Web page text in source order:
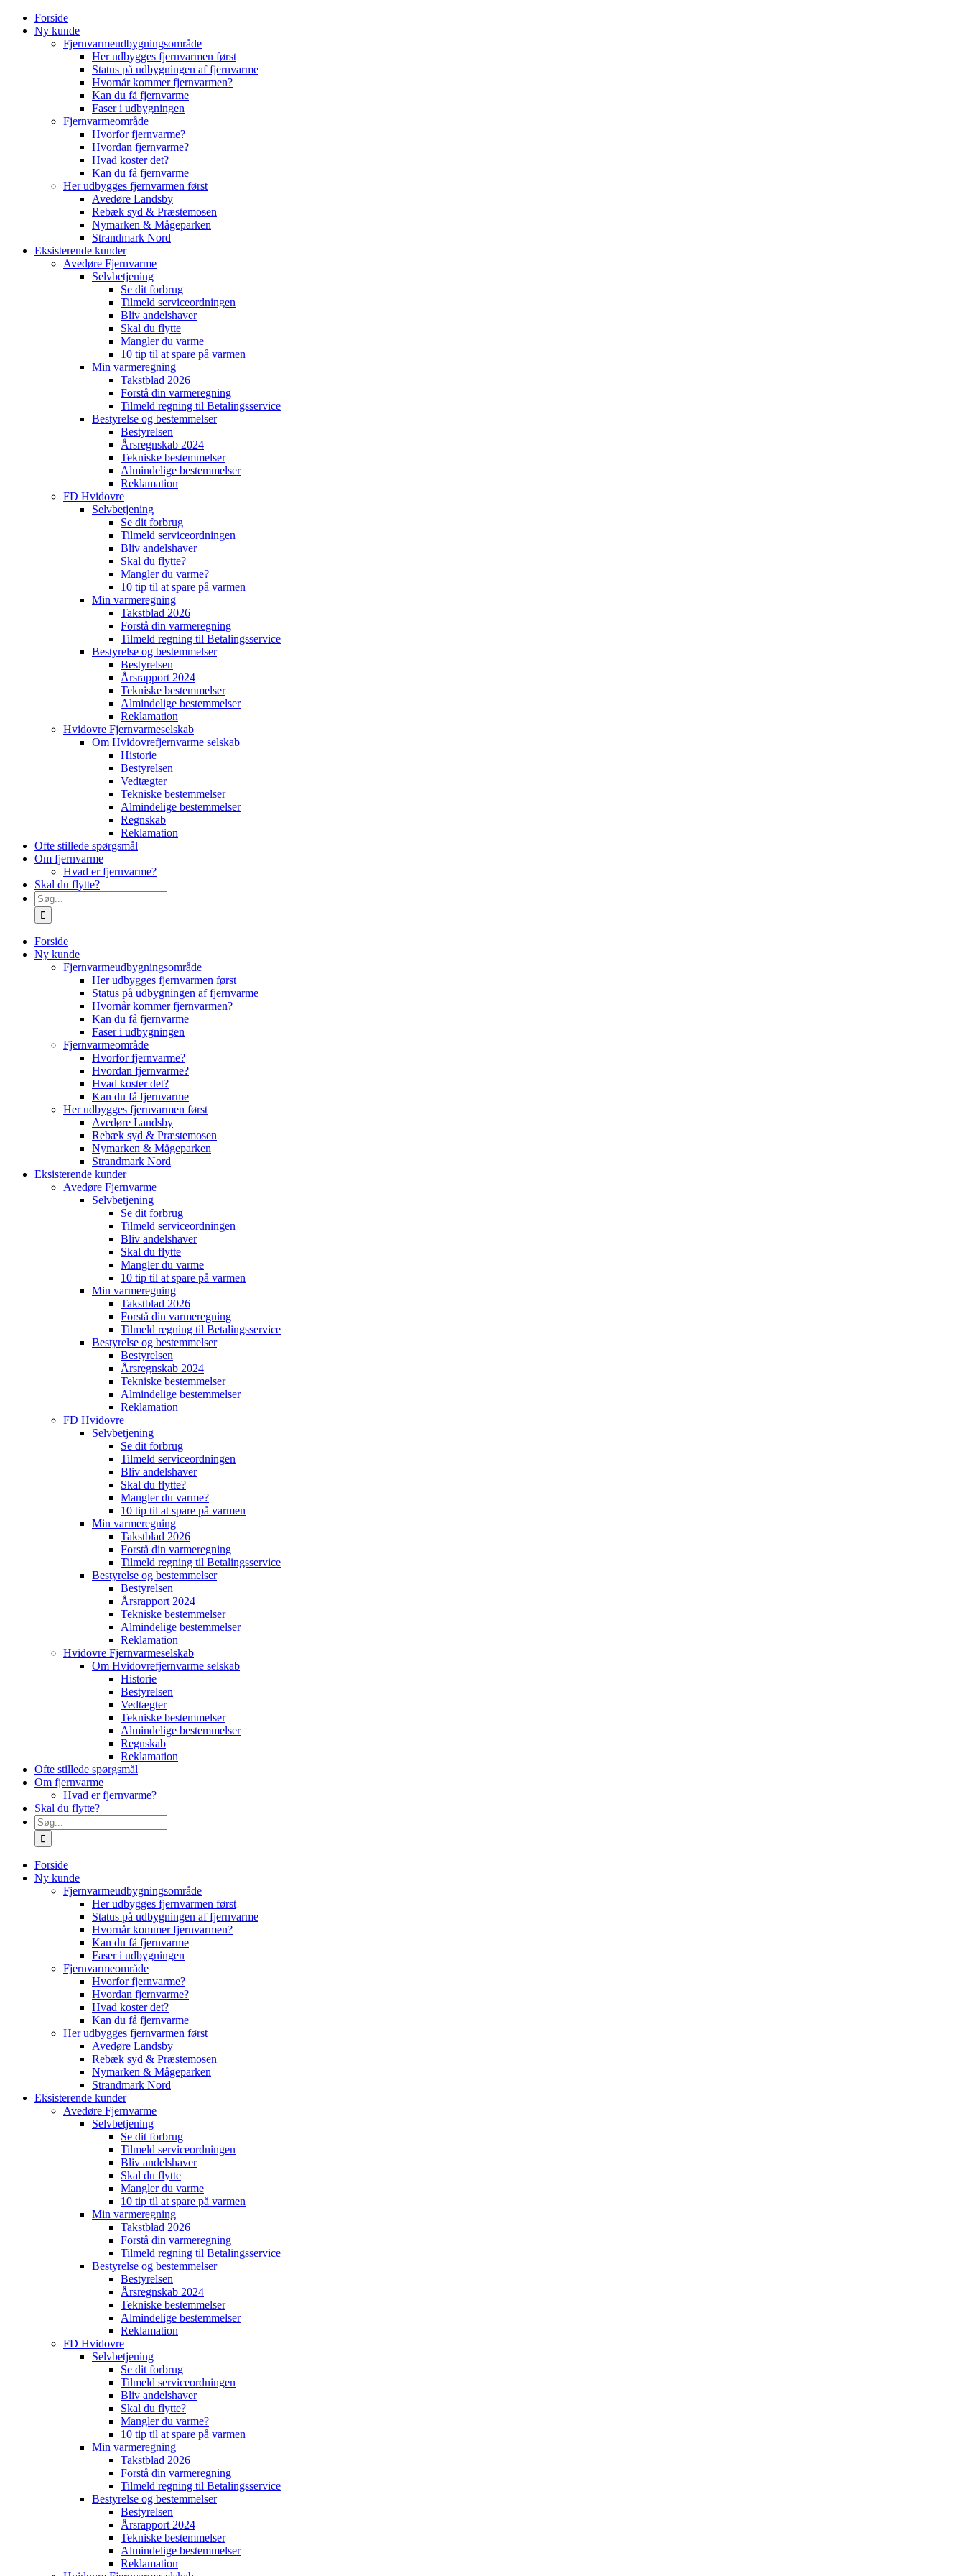
Skip
Forside
Ny kunde
Fjernvarmeudbygningsområde
Her udbygges fjernvarmen først
Status på udbygningen af fjernvarme
Hvornår kommer fjernvarmen?
Kan du få fjernvarme
Faser i udbygningen
Fjernvarmeområde
Hvorfor fjernvarme?
Hvordan fjernvarme?
Hvad koster det?
Kan du få fjernvarme
Her udbygges fjernvarmen først
Avedøre Landsby
Rebæk syd & Præstemosen
Nymarken & Mågeparken
Strandmark Nord
Eksisterende kunder
Avedøre Fjernvarme
Selvbetjening
Se dit forbrug
Tilmeld serviceordningen
Bliv andelshaver
Skal du flytte
Mangler du varme
10 tip til at spare på varmen
Min varmeregning
Takstblad 2026
Forstå din varmeregning
Tilmeld regning til Betalingsservice
Bestyrelse og bestemmelser
Bestyrelsen
Årsregnskab 2024
Tekniske bestemmelser
Almindelige bestemmelser
Reklamation
FD Hvidovre
Selvbetjening
Se dit forbrug
Tilmeld serviceordningen
Bliv andelshaver
Skal du flytte?
Mangler du varme?
10 tip til at spare på varmen
Min varmeregning
Takstblad 2026
Forstå din varmeregning
Tilmeld regning til Betalingsservice
Bestyrelse og bestemmelser
Bestyrelsen
Årsrapport 2024
Tekniske bestemmelser
Almindelige bestemmelser
Reklamation
Hvidovre Fjernvarmeselskab
Om Hvidovrefjernvarme selskab
Historie
Bestyrelsen
Vedtægter
Tekniske bestemmelser
Almindelige bestemmelser
Regnskab
Reklamation
Ofte stillede spørgsmål
Om fjernvarme
Hvad er fjernvarme?
Skal du flytte?
Søg
efter:
Forside
Ny kunde
Fjernvarmeudbygningsområde
Her udbygges fjernvarmen først
Status på udbygningen af fjernvarme
Hvornår kommer fjernvarmen?
Kan du få fjernvarme
Faser i udbygningen
Fjernvarmeområde
Hvorfor fjernvarme?
Hvordan fjernvarme?
Hvad koster det?
Kan du få fjernvarme
Her udbygges fjernvarmen først
Avedøre Landsby
Rebæk syd & Præstemosen
Nymarken & Mågeparken
Strandmark Nord
Eksisterende kunder
Avedøre Fjernvarme
Selvbetjening
Se dit forbrug
Tilmeld serviceordningen
Bliv andelshaver
Skal du flytte
Mangler du varme
10 tip til at spare på varmen
Min varmeregning
Takstblad 2026
Forstå din varmeregning
Tilmeld regning til Betalingsservice
Bestyrelse og bestemmelser
Bestyrelsen
Årsregnskab 2024
Tekniske bestemmelser
Almindelige bestemmelser
Reklamation
FD Hvidovre
Selvbetjening
Se dit forbrug
Tilmeld serviceordningen
Bliv andelshaver
Skal du flytte?
Mangler du varme?
10 tip til at spare på varmen
Min varmeregning
Takstblad 2026
Forstå din varmeregning
Tilmeld regning til Betalingsservice
Bestyrelse og bestemmelser
Bestyrelsen
Årsrapport 2024
Tekniske bestemmelser
Almindelige bestemmelser
Reklamation
Hvidovre Fjernvarmeselskab
Om Hvidovrefjernvarme selskab
Historie
Bestyrelsen
Vedtægter
Tekniske bestemmelser
Almindelige bestemmelser
Regnskab
Reklamation
Ofte stillede spørgsmål
Om fjernvarme
Hvad er fjernvarme?
Skal du flytte?
Søg
efter:
Forside
Ny kunde
Fjernvarmeudbygningsområde
Her udbygges fjernvarmen først
Status på udbygningen af fjernvarme
Hvornår kommer fjernvarmen?
Kan du få fjernvarme
Faser i udbygningen
Fjernvarmeområde
Hvorfor fjernvarme?
Hvordan fjernvarme?
Hvad koster det?
Kan du få fjernvarme
Her udbygges fjernvarmen først
Avedøre Landsby
Rebæk syd & Præstemosen
Nymarken & Mågeparken
Strandmark Nord
Eksisterende kunder
Avedøre Fjernvarme
Selvbetjening
Se dit forbrug
Tilmeld serviceordningen
Bliv andelshaver
Skal du flytte
Mangler du varme
10 tip til at spare på varmen
Min varmeregning
Takstblad 2026
Forstå din varmeregning
Tilmeld regning til Betalingsservice
Bestyrelse og bestemmelser
Bestyrelsen
Årsregnskab 2024
Tekniske bestemmelser
Almindelige bestemmelser
Reklamation
FD Hvidovre
Selvbetjening
Se dit forbrug
Tilmeld serviceordningen
Bliv andelshaver
Skal du flytte?
Mangler du varme?
10 tip til at spare på varmen
Min varmeregning
Takstblad 2026
Forstå din varmeregning
Tilmeld regning til Betalingsservice
Bestyrelse og bestemmelser
Bestyrelsen
Årsrapport 2024
Tekniske bestemmelser
Almindelige bestemmelser
Reklamation